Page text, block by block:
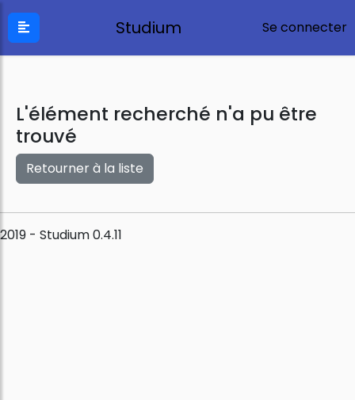
Studium Se connecter
L'élément recherché n'a pu être
trouvé
Retourner à la liste
2019 - Studium 0.4.11